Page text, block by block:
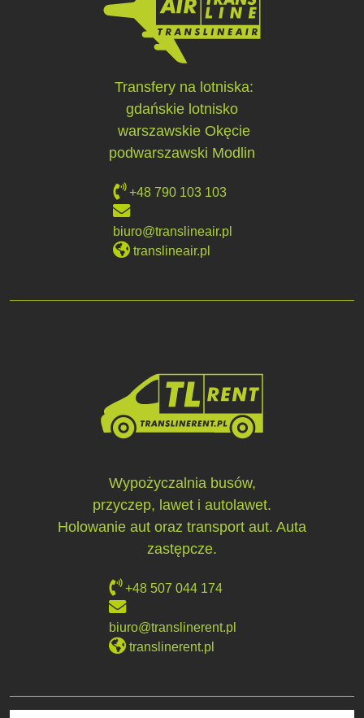
Transfery na lotniska:
gdańskie lotnisko
warszawskie Okęcie
podwarszawski Modlin
+48 790 103 103
biuro@translineair.pl
translineair.pl
Wypożyczalnia busów,
przyczep, lawet i autolawet.
Holowanie aut oraz transport aut. Auta
zastępcze.
+48 507 044 174
biuro@translinerent.pl
translinerent.pl